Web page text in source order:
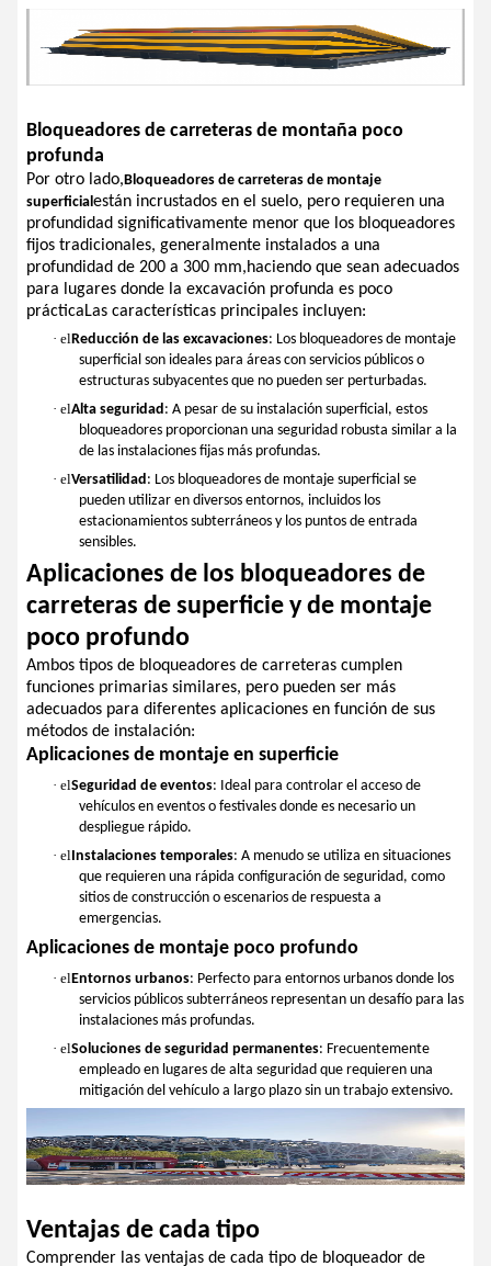
Bloqueadores de carreteras de montaña poco
profunda
Por otro lado,Bloqueadores de carreteras de montaje
superficial están incrustados en el suelo, pero requieren una
profundidad significativamente menor que los bloqueadores
fijos tradicionales, generalmente instalados a una
profundidad de 200 a 300 mm,haciendo que sean adecuados
para lugares donde la excavación profunda es poco
prácticaLas características principales incluyen:
· elReducción de las excavaciones: Los bloqueadores de montaje
superficial son ideales para áreas con servicios públicos o
estructuras subyacentes que no pueden ser perturbadas.
· elAlta seguridad : A pesar de su instalación superficial, estos
bloqueadores proporcionan una seguridad robusta similar a la
de las instalaciones fijas más profundas.
· elVersatilidad : Los bloqueadores de montaje superficial se
pueden utilizar en diversos entornos, incluidos los
estacionamientos subterráneos y los puntos de entrada
sensibles.
Aplicaciones de los bloqueadores de
carreteras de superficie y de montaje
poco profundo
Ambos tipos de bloqueadores de carreteras cumplen
funciones primarias similares, pero pueden ser más
adecuados para diferentes aplicaciones en función de sus
métodos de instalación:
Aplicaciones de montaje en superficie
· elSeguridad de eventos: Ideal para controlar el acceso de
vehículos en eventos o festivales donde es necesario un
despliegue rápido.
· elInstalaciones temporales: A menudo se utiliza en situaciones
que requieren una rápida configuración de seguridad, como
sitios de construcción o escenarios de respuesta a
emergencias.
Aplicaciones de montaje poco profundo
· el Entornos urbanos: Perfecto para entornos urbanos donde los
servicios públicos subterráneos representan un desafío para las
instalaciones más profundas.
· elSoluciones de seguridad permanentes: Frecuentemente
empleado en lugares de alta seguridad que requieren una
mitigación del vehículo a largo plazo sin un trabajo extensivo.
Ventajas de cada tipo
Comprender las ventajas de cada tipo de bloqueador de